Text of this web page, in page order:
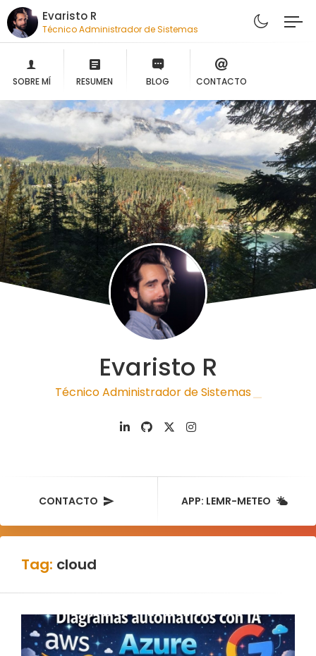
Evaristo R
Técnico Administrador de Sistemas
SOBRE MÍ RESUMEN BLOG CONTACTO
Evaristo R
Técnico Administrador de Sistemas |
CONTACTO APP: LEMR-METEO
Tag: cloud